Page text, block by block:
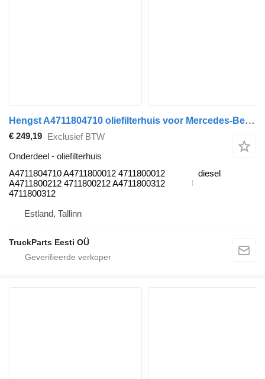
Hengst A4711804710 oliefilterhuis voor Mercedes-Benz Actros MP4 Antos Arocs (2012-) trekker
€ 249,19 Exclusief BTW
Onderdeel - oliefilterhuis
A4711804710 A4711800012 4711800012
A4711800212 4711800212 A4711800312
4711800312
diesel
Estland, Tallinn
TruckParts Eesti OÜ